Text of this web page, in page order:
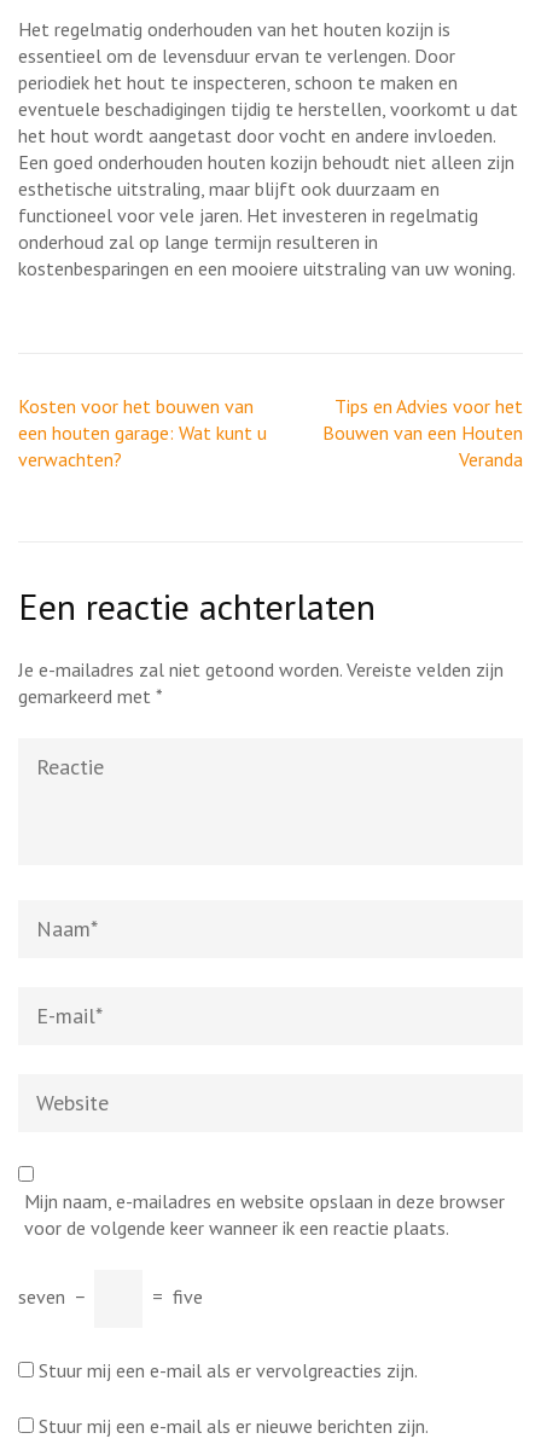
Het regelmatig onderhouden van het houten kozijn is
essentieel om de levensduur ervan te verlengen. Door
periodiek het hout te inspecteren, schoon te maken en
eventuele beschadigingen tijdig te herstellen, voorkomt u dat
het hout wordt aangetast door vocht en andere invloeden.
Een goed onderhouden houten kozijn behoudt niet alleen zijn
esthetische uitstraling, maar blijft ook duurzaam en
functioneel voor vele jaren. Het investeren in regelmatig
onderhoud zal op lange termijn resulteren in
kostenbesparingen en een mooiere uitstraling van uw woning.
Berichtnavigatie
Kosten voor het bouwen van
een houten garage: Wat kunt u
verwachten?
Tips en Advies voor het
Bouwen van een Houten
Veranda
Een reactie achterlaten
Je e-mailadres zal niet getoond worden. Vereiste velden zijn
gemarkeerd met *
mail*
Mijn naam, e-mailadres en website opslaan in deze browser
voor de volgende keer wanneer ik een reactie plaats.
seven − = five
Stuur mij een e-mail als er vervolgreacties zijn.
Stuur mij een e-mail als er nieuwe berichten zijn.